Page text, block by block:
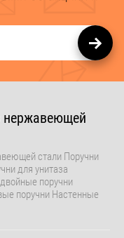
нержавеющей
стали Поручни
для унитаза
поручни
поручни Настенные